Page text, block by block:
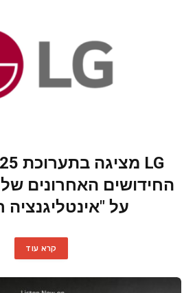
החידושים האחרונים
על "אינטליגנציה
קרא עוד